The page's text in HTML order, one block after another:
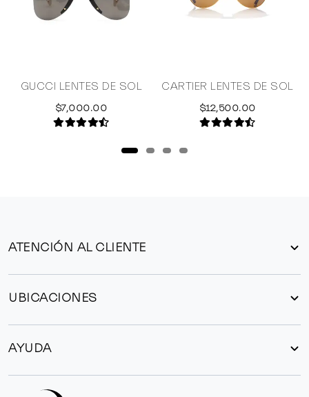
GUCCI LENTES DE SOL
$7,000.00
CARTIER LENTES DE SOL
$12,500.00
ATENCIÓN AL CLIENTE
UBICACIONES
AYUDA